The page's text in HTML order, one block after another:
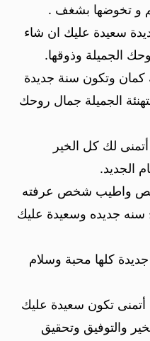
و تخوضها بشغف .
سعيدة عليك ان شاء
الجميلة وذوقها.
كمان وتكون سنة جديدة
الجميلة جمال روحك
لك كل الخير
الجديد.
واطيب شخص عرفته
سنه جديده وسعيدة عليك
جديدة كلها محبة وسلام
تكون سعيدة عليك
والتوفيق وتحقيق